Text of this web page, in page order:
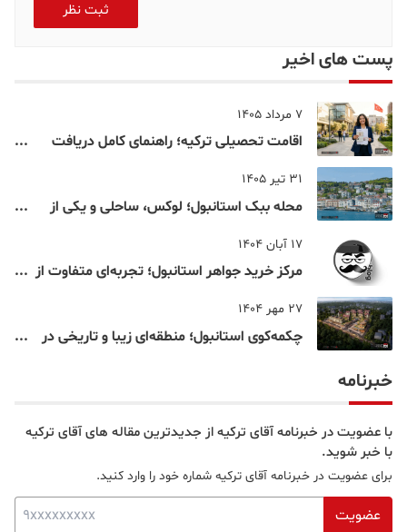
ثبت نظر
پست های اخیر
7 مرداد 1405
اقامت تحصیلی ترکیه؛ راهنمای کامل دریافت
31 تیر 1405
محله ببک استانبول؛ لوکس، ساحلی و یکی از
17 آبان 1404
مرکز خرید جواهر استانبول؛ تجربه‌ای متفاوت از
27 مهر 1404
چکمه‌کوی استانبول؛ منطقه‌ای زیبا و تاریخی در
خبرنامه
با عضویت در خبرنامه آقای ترکیه از جدیدترین مقاله های آقای ترکیه
با خبر شوید.
برای عضویت در خبرنامه آقای ترکیه شماره خود را وارد کنید.
عضویت